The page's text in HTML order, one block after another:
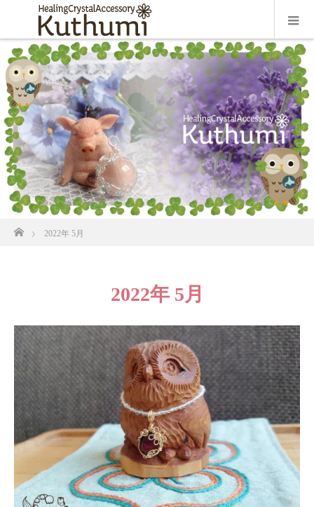
ホーム
2022年 5月
2022年 5月